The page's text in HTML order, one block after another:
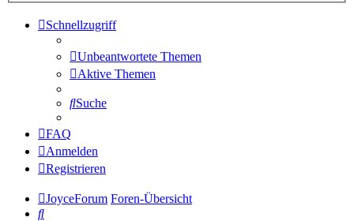
Schnellzugriff
Unbeantwortete Themen
Aktive Themen
Suche
FAQ
Anmelden
Registrieren
JoyceForum Foren-Übersicht
Suche